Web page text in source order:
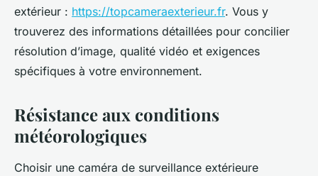
extérieur : https://topcameraexterieur.fr. Vous y
trouverez des informations détaillées pour concilier
résolution d’image, qualité vidéo et exigences
spécifiques à votre environnement.
Résistance aux conditions
météorologiques
Choisir une caméra de surveillance extérieure